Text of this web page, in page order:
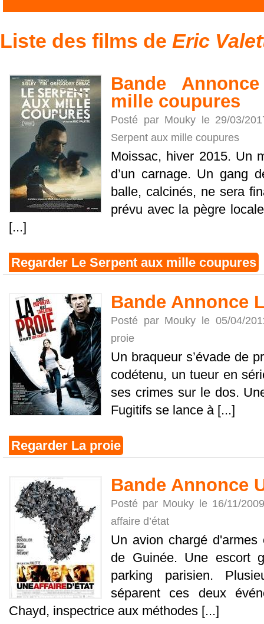
Liste des films de Eric
Bande
mille coupures
Posté par Mouky le 29/03/
Serpent aux mille coupures
Moissac, hiver 2015. Un
d’un carnage. Un gang
balle, calcinés, ne sera
prévu avec la pègre
[...]
Regarder Le Serpent aux mille coupures
Bande Annonce
Posté par Mouky le 05/04/
proie
Un braqueur s’évade de
codétenu, un tueur en
ses crimes sur le dos.
Fugitifs se lance à [...]
Regarder La proie
Bande Annonce
Posté par Mouky le 16/11/
affaire d’état
Un avion chargé
de Guinée. Une escort
parking parisien.
séparent ces deux
Chayd, inspectrice aux méthodes [...]